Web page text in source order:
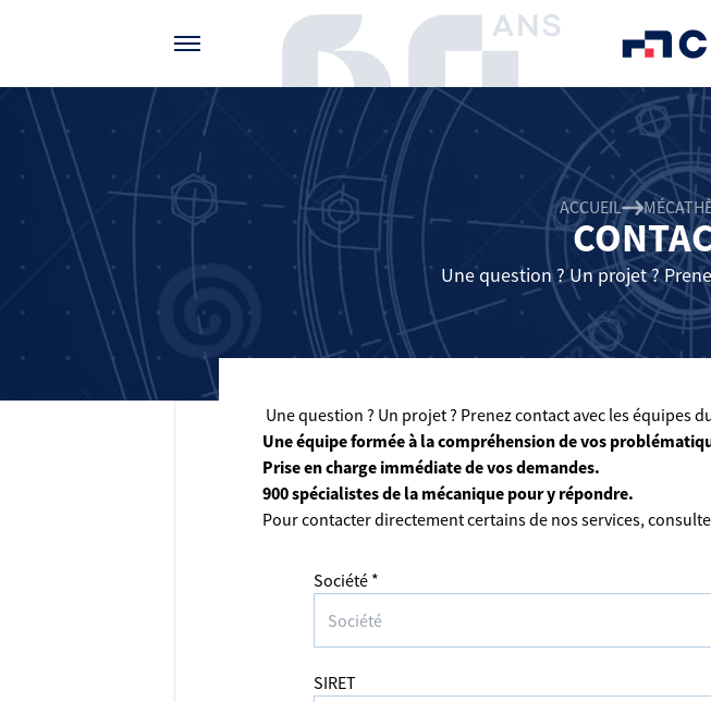
ACCUEIL
Une question ? Un projet ?
Une question ? Un projet ? Prenez contact avec les équipes
Une équipe formée à la compréhension de vos
Prise en charge immédiate de vos demandes.
900 spécialistes de la mécanique pour y répondre.
Pour contacter directement certains de nos services,
Société *
SIRET